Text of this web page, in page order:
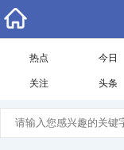
热点 今日
关注 头条